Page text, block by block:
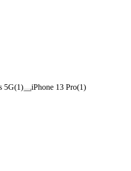
5G(1) iPhone 13 Pro(1)